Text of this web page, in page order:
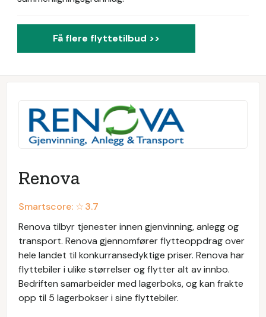
Få flere flyttetilbud >>
Renova
Smartscore: ☆3.7
Renova tilbyr tjenester innen gjenvinning, anlegg og
transport. Renova gjennomfører flytteoppdrag over
hele landet til konkurransedyktige priser. Renova har
flyttebiler i ulike størrelser og flytter alt av innbo.
Bedriften samarbeider med lagerboks, og kan frakte
opp til 5 lagerbokser i sine flyttebiler.